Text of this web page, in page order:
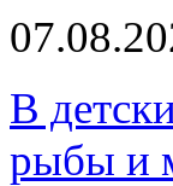
В
рыбы и